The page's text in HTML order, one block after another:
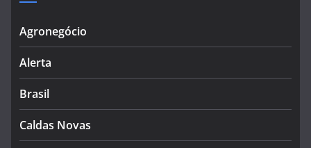
Agronegócio
Alerta
Brasil
Caldas Novas